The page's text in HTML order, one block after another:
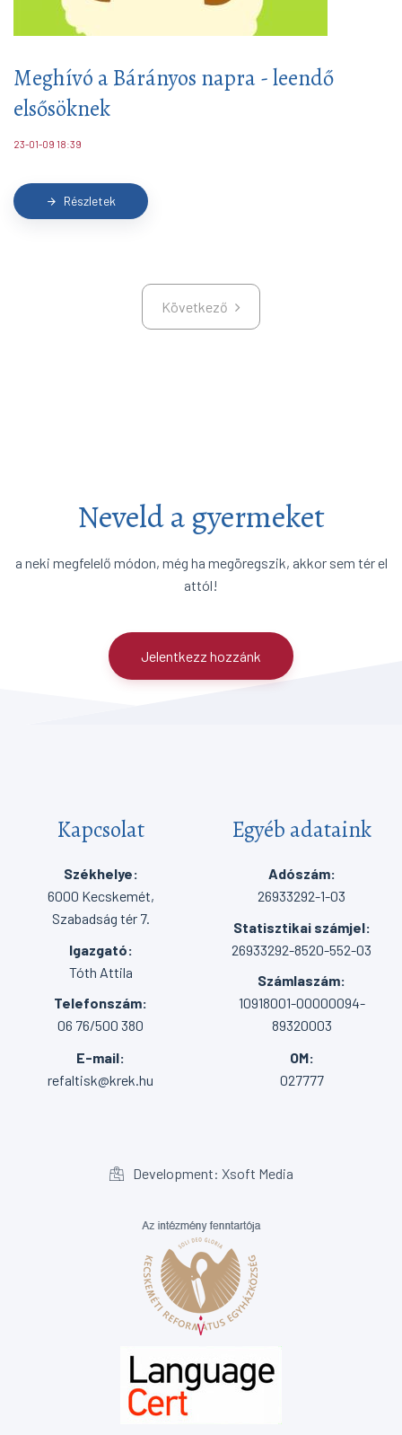
Meghívó a Bárányos napra - leendő
elsősöknek
23-01-09 18:39
arrow_forward Részletek
Következő Következő
Neveld a gyermeket
a neki megfelelő módon, még ha megöregszik, akkor sem tér el
attól!
Jelentkezz hozzánk
Kapcsolat
Székhelye:
6000 Kecskemét,
Szabadság tér 7.
Igazgató:
Tóth Attila
Telefonszám:
06 76/500 380
E-mail:
refaltisk@krek.hu
Egyéb adataink
Adószám:
26933292-1-03
Statisztikai számjel:
26933292-8520-552-03
Számlaszám:
10918001-00000094-
89320003
OM:
027777
Development: Xsoft Media